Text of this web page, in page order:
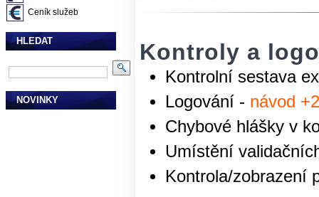
Ceník služeb
HLEDAT
NOVINKY
Kontroly a
Kontrolní sestava
Logování - návod
Chybové hlášky v
Umístění
Kontrola/zobrazení